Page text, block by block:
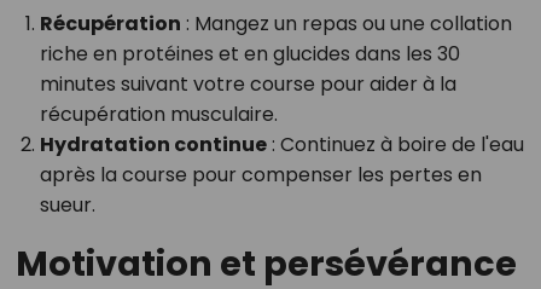
Récupération : Mangez un repas ou une collation
riche en protéines et en glucides dans les 30
minutes suivant votre course pour aider à la
récupération musculaire.
Hydratation continue: Continuez à boire de l'eau
après la course pour compenser les pertes en
sueur.
Motivation et persévérance